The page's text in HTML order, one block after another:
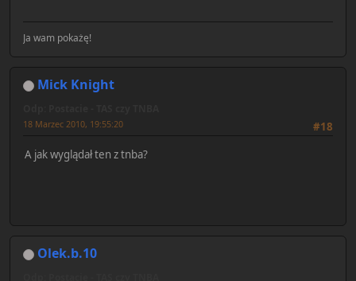
Ja wam pokażę!
Mick Knight
#18
18 Marzec 2010, 19:55:20
A jak wyglądał ten z tnba?
Olek.b.10